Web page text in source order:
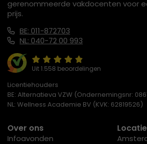
gerenommeerde vakdocenten voor
prijs.
BE: 011-872703
NL: 040-72 00 993
Uit 1.558 beoordelingen
Licentiehouders
BE: Alternatieva VZW (Ondernemingsnr:
NL: Wellness Academie BV (KVK: 62819526)
Over ons
Infoavonden